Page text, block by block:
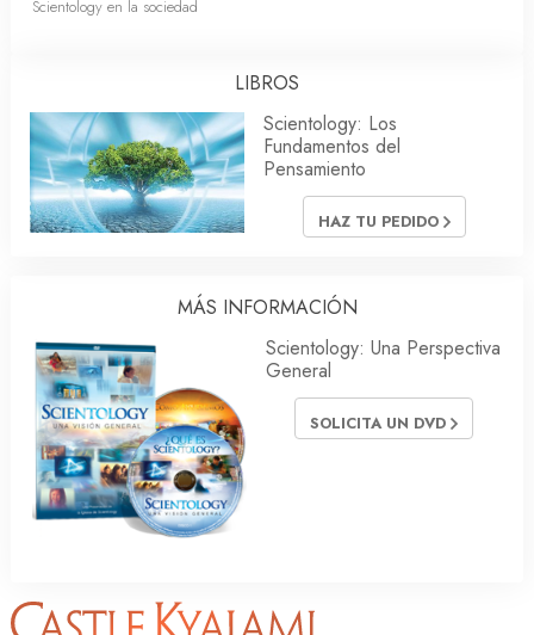
Scientology en la sociedad
LIBROS
Scientology: Los
Fundamentos del
Pensamiento
HAZ TU PEDIDO
MÁS INFORMACIÓN
Scientology: Una Perspectiva
General
SOLICITA UN DVD